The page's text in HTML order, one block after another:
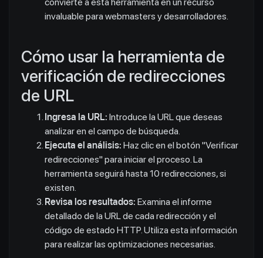
invaluable para webmasters y desarrolladores.
Cómo usar la herramienta de
verificación de redirecciones
de URL
Ingresa la URL: Introduce la URL que deseas
analizar en el campo de búsqueda.
Ejecuta el análisis: Haz clic en el botón "Verificar
redirecciones" para iniciar el proceso. La
herramienta seguirá hasta 10 redirecciones, si
existen.
Revisa los resultados: Examina el informe
detallado de la URL de cada redirección y el
código de estado HTTP. Utiliza esta información
para realizar las optimizaciones necesarias.